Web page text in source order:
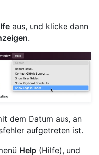
aus, und klicke dann
.
dem Datum aus, an
aufgetreten ist.
Help (Hilfe), und